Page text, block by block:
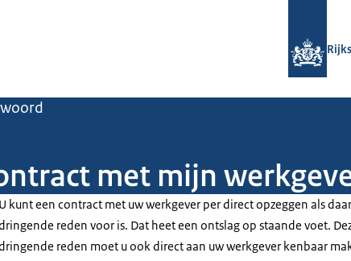
met mijn
U kunt een contract met uw werkgever per direct opzeggen als
reden voor is. Dat heet een ontslag op staande voet.
reden moet u ook direct aan uw werkgever kenbaar